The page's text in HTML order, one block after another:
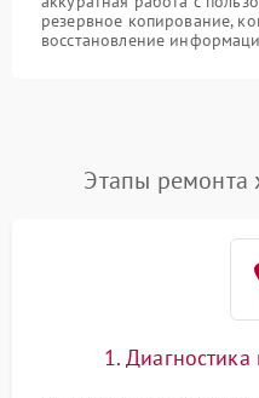
резервное копирование,
восстановление
Этапы ремонта
1.